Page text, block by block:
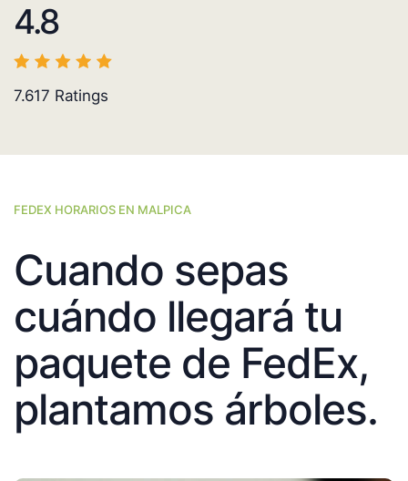
4.8
7.617 Ratings
FEDEX HORARIOS EN MALPICA
Cuando sepas
cuándo llegará tu
paquete de FedEx,
plantamos árboles.